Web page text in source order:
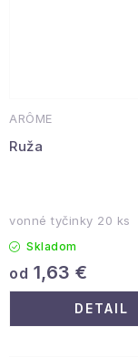
ARÔME
Ruža
vonné tyčinky 20 ks
Skladom
od 1,63 €
DETAIL